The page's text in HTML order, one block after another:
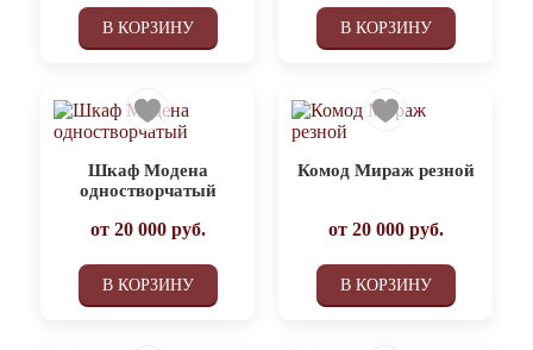
В КОРЗИНУ В КОРЗИНУ
Шкаф Модена
одностворчатый
от 20 000руб.
В КОРЗИНУ
Комод Мираж резной
от 20 000руб.
В КОРЗИНУ